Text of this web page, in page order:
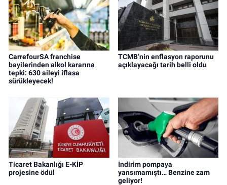
CarrefourSA franchise
bayilerinden alkol kararına
tepki: 630 aileyi iflasa
sürükleyecek!
TCMB’nin enflasyon raporunu
açıklayacağı tarih belli oldu
Ticaret Bakanlığı E-KİP
projesine ödül
İndirim pompaya
yansımamıştı… Benzine zam
geliyor!